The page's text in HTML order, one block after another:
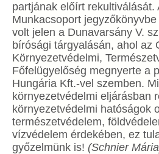
partjának előírt rekultiválását.
Munkacsoport
volt jelen a Dunavarsány V.
bírósági tárgyalásán, ahol az
Környezetvédelmi,
Főfelügyelőség megnyerte a
Hungária Kft.-vel szemben.
környezetvédelmi eljárásban
környezetvédelmi hatóságok
természetvédelem,
vízvédelem érdekében, ez
győzelmünk is! (Schnier